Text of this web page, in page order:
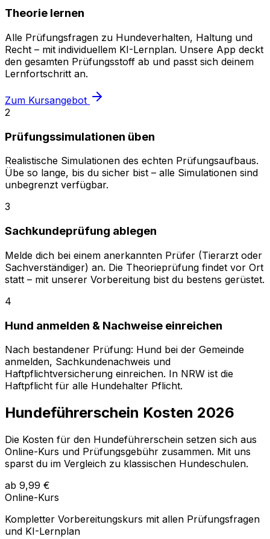
Theorie lernen
Alle Prüfungsfragen zu Hundeverhalten, Haltung und
Recht – mit individuellem KI-Lernplan. Unsere App deckt
den gesamten Prüfungsstoff ab und passt sich deinem
Lernfortschritt an.
Zum Kursangebot
2
Prüfungssimulationen üben
Realistische Simulationen des echten Prüfungsaufbaus.
Übe so lange, bis du sicher bist – alle Simulationen sind
unbegrenzt verfügbar.
3
Sachkundeprüfung ablegen
Melde dich bei einem anerkannten Prüfer (Tierarzt oder
Sachverständiger) an. Die Theorieprüfung findet vor Ort
statt – mit unserer Vorbereitung bist du bestens gerüstet.
4
Hund anmelden & Nachweise einreichen
Nach bestandener Prüfung: Hund bei der Gemeinde
anmelden, Sachkundenachweis und
Haftpflichtversicherung einreichen. In NRW ist die
Haftpflicht für alle Hundehalter Pflicht.
Hundeführerschein Kosten 2026
Die Kosten für den Hundeführerschein setzen sich aus
Online-Kurs und Prüfungsgebühr zusammen. Mit uns
sparst du im Vergleich zu klassischen Hundeschulen.
ab 9,99 €
Online-Kurs
Kompletter Vorbereitungskurs mit allen Prüfungsfragen
und KI-Lernplan